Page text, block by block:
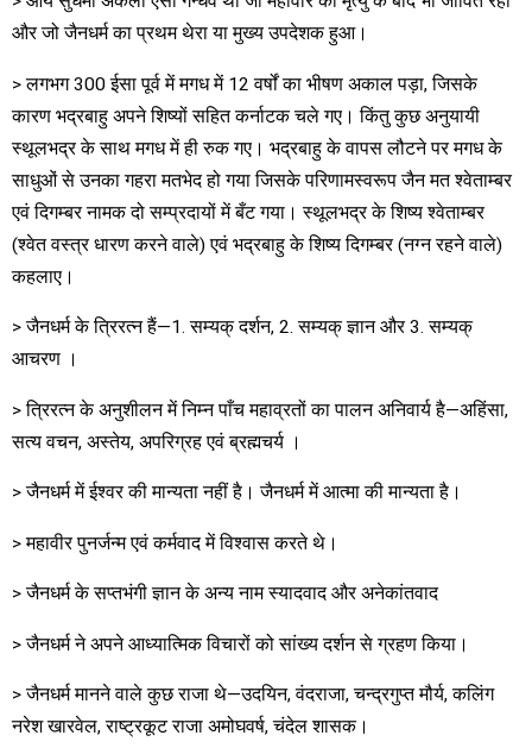
और जो जैनधर्म का प्रथम थेरा या मुख्य उपदेशक हुआ।
> लगभग 300 ईसा पूर्व में मगध में 12 वर्षों का भीषण अकाल पड़ा, जिसके
कारण भद्रबाहु अपने शिष्यों सहित कर्नाटक चले गए। किंतु कुछ अनुयायी
स्थूलभद्र के साथ मगध में ही रुक गए। भद्रबाहु के वापस लौटने पर मगध के
साधुओं से उनका गहरा मतभेद हो गया जिसके परिणामस्वरूप जैन मत श्वेताम्बर
एवं दिगम्बर नामक दो सम्प्रदायों में बँट गया। स्थूलभद्र के शिष्य श्वेताम्बर
(श्वेत वस्त्र धारण करने वाले) एवं भद्रबाहु के शिष्य दिगम्बर (नग्न रहने वाले)
कहलाए।
> जैनधर्म के त्रिरत्न हैं—1. सम्यक् दर्शन, 2. सम्यक् ज्ञान और 3. सम्यक्
आचरण ।
> त्रिरत्न के अनुशीलन में निम्न पाँच महाव्रतों का पालन अनिवार्य है—अहिंसा,
सत्य वचन, अस्तेय, अपरिग्रह एवं ब्रह्मचर्य ।
> जैनधर्म में ईश्वर की मान्यता नहीं है। जैनधर्म में आत्मा की मान्यता है।
> महावीर पुनर्जन्म एवं कर्मवाद में विश्वास करते थे।
> जैनधर्म के सप्तभंगी ज्ञान के अन्य नाम स्यादवाद और अनेकांतवाद
> जैनधर्म ने अपने आध्यात्मिक विचारों को सांख्य दर्शन से ग्रहण किया।
> जैनधर्म मानने वाले कुछ राजा थे—उदयिन, वंदराजा, चन्द्रगुप्त मौर्य, कलिंग
नरेश खारवेल, राष्ट्रकूट राजा अमोघवर्ष, चंदेल शासक।